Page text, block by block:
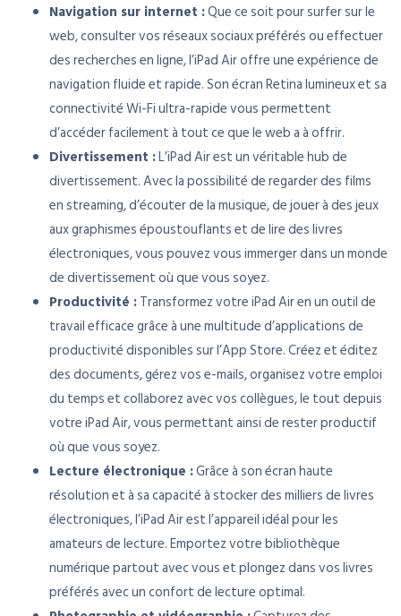
Navigation sur internet :Que ce soit pour surfer sur le
web, consulter vos réseaux sociaux préférés ou effectuer
des recherches en ligne, l’iPad Air offre une expérience de
navigation fluide et rapide. Son écran Retina lumineux et sa
connectivité Wi-Fi ultra-rapide vous permettent
d’accéder facilement à tout ce que le web a à offrir.
Divertissement :L’iPad Air est un véritable hub de
divertissement. Avec la possibilité de regarder des films
en streaming, d’écouter de la musique, de jouer à des jeux
aux graphismes époustouflants et de lire des livres
électroniques, vous pouvez vous immerger dans un monde
de divertissement où que vous soyez.
Productivité :Transformez votre iPad Air en un outil de
travail efficace grâce à une multitude d’applications de
productivité disponibles sur l’App Store. Créez et éditez
des documents, gérez vos e-mails, organisez votre emploi
du temps et collaborez avec vos collègues, le tout depuis
votre iPad Air, vous permettant ainsi de rester productif
où que vous soyez.
Lecture électronique :Grâce à son écran haute
résolution et à sa capacité à stocker des milliers de livres
électroniques, l’iPad Air est l’appareil idéal pour les
amateurs de lecture. Emportez votre bibliothèque
numérique partout avec vous et plongez dans vos livres
préférés avec un confort de lecture optimal.